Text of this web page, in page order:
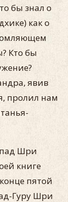
бы знал о
как о
Кто бы
явив
пролил нам
Шри
книге
пятой
Гуру Шри